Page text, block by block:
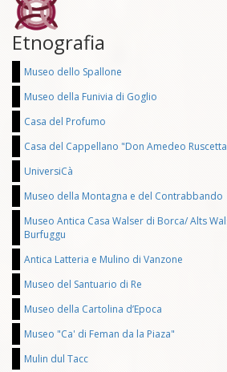
Etnografia
Museo dello Spallone
Museo della Funivia di Goglio
Casa del Profumo
Casa del Cappellano "Don Amedeo
UniversiCà
Museo della Montagna e del Contrabbando
Museo Antica Casa Walser di Borca/ Alts
Burfuggu
Antica Latteria e Mulino di Vanzone
Museo del Santuario di Re
Museo della Cartolina d’Epoca
Museo "Ca' di Feman da la Piaza"
Mulin dul Tacc